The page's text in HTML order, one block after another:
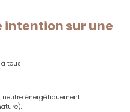
intention sur une
tous :
neutre énergétiquement